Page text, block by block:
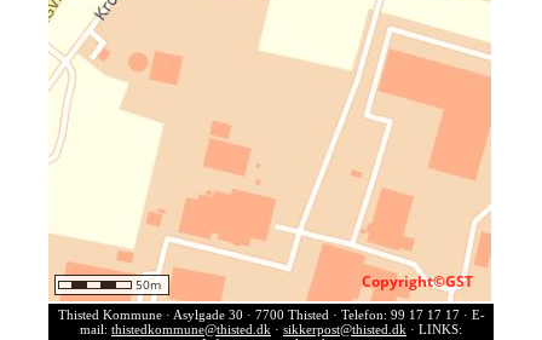
Thisted Kommune · Asylgade 30 · 7700 Thisted · Telefon: 99 17 17 17 · E-
mail: thistedkommune@thisted.dk · sikkerpost@thisted.dk · LINKS: